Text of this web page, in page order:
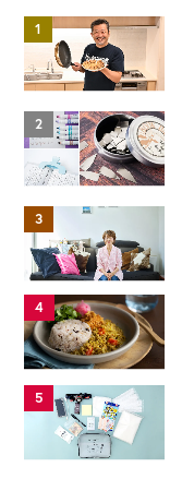
1
2
3
4
5